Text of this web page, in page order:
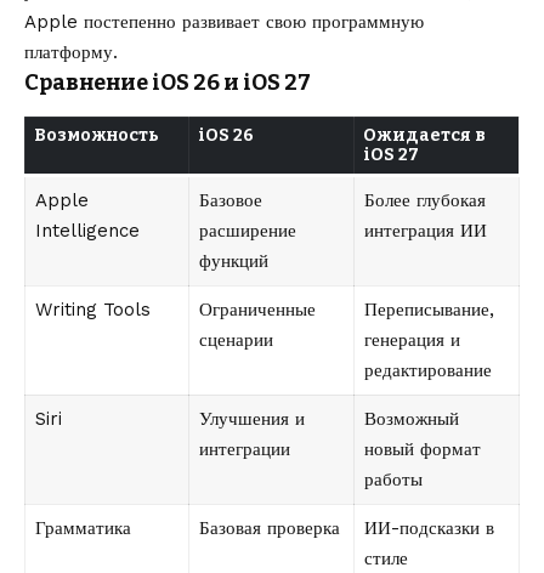
Apple постепенно развивает свою программную
платформу.
Сравнение iOS 26 и iOS 27
Возможность iOS 26
Ожидается в
iOS 27
Apple
Intelligence
Базовое
расширение
функций
Более глубокая
интеграция ИИ
Writing Tools
Ограниченные
сценарии
Переписывание,
генерация и
редактирование
Siri
Улучшения и
интеграции
Возможный
новый формат
работы
Грамматика Базовая проверка
ИИ-подсказки в
стиле